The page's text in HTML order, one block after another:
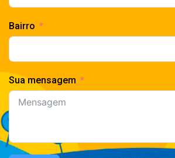
Bairro
Sua mensagem